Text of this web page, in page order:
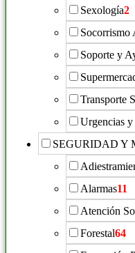
Sexología2
Socorrismo
Soporte y
Transporte
Urgencias y
SEGURIDAD Y
Alarmas11
Atención
Forestal64